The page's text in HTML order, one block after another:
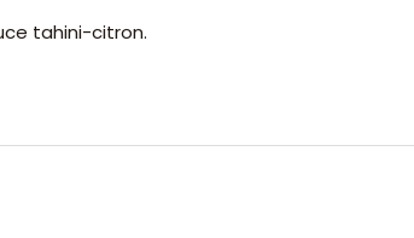
tahini-citron.